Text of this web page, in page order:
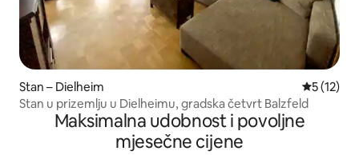
Stan – Dielheim Prosječna
5 (12)
Stan u prizemlju u Dielheimu, gradska četvrt Balzfeld
Maksimalna udobnost i povoljne
mjesečne cijene